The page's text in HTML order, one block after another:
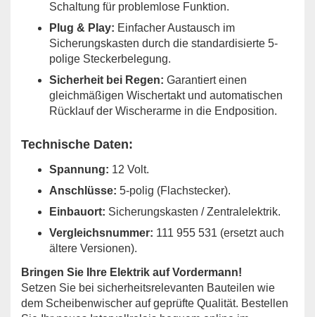
Schaltung für problemlose Funktion.
Plug & Play: Einfacher Austausch im
Sicherungskasten durch die standardisierte 5-
polige Steckerbelegung.
Sicherheit bei Regen: Garantiert einen
gleichmäßigen Wischertakt und automatischen
Rücklauf der Wischerarme in die Endposition.
Technische Daten:
Spannung: 12 Volt.
Anschlüsse: 5-polig (Flachstecker).
Einbauort: Sicherungskasten / Zentralelektrik.
Vergleichsnummer: 111 955 531 (ersetzt auch
ältere Versionen).
Bringen Sie Ihre Elektrik auf Vordermann!
Setzen Sie bei sicherheitsrelevanten Bauteilen wie
dem Scheibenwischer auf geprüfte Qualität. Bestellen